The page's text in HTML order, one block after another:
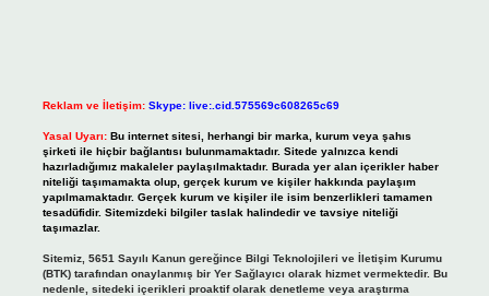
Reklam ve İletişim: Skype: live:.cid.575569c608265c69
Yasal Uyarı: Bu internet sitesi, herhangi bir marka, kurum veya şahıs
şirketi ile hiçbir bağlantısı bulunmamaktadır. Sitede yalnızca kendi
hazırladığımız makaleler paylaşılmaktadır. Burada yer alan içerikler haber
niteliği taşımamakta olup, gerçek kurum ve kişiler hakkında paylaşım
yapılmamaktadır. Gerçek kurum ve kişiler ile isim benzerlikleri tamamen
tesadüfidir. Sitemizdeki bilgiler taslak halindedir ve tavsiye niteliği
taşımazlar.
Sitemiz, 5651 Sayılı Kanun gereğince Bilgi Teknolojileri ve İletişim Kurumu
(BTK) tarafından onaylanmış bir Yer Sağlayıcı olarak hizmet vermektedir. Bu
nedenle, sitedeki içerikleri proaktif olarak denetleme veya araştırma